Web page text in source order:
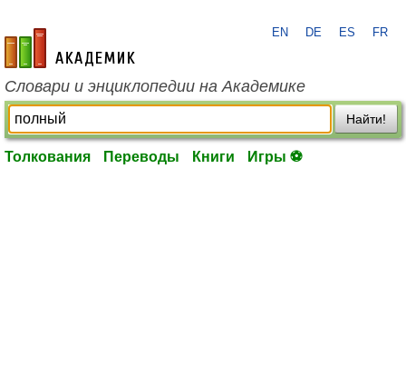
academic.ru
EN DE ES FR
Словари и энциклопедии на Академике
Найти!
Толкования Переводы Книги Игры ⚽